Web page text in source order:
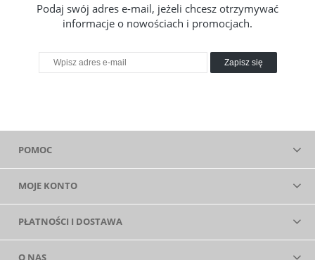
Podaj swój adres e-mail, jeżeli chcesz otrzymywać
informacje o nowościach i promocjach.
Zapisz się
POMOC
MOJE KONTO
PŁATNOŚCI I DOSTAWA
O NAS